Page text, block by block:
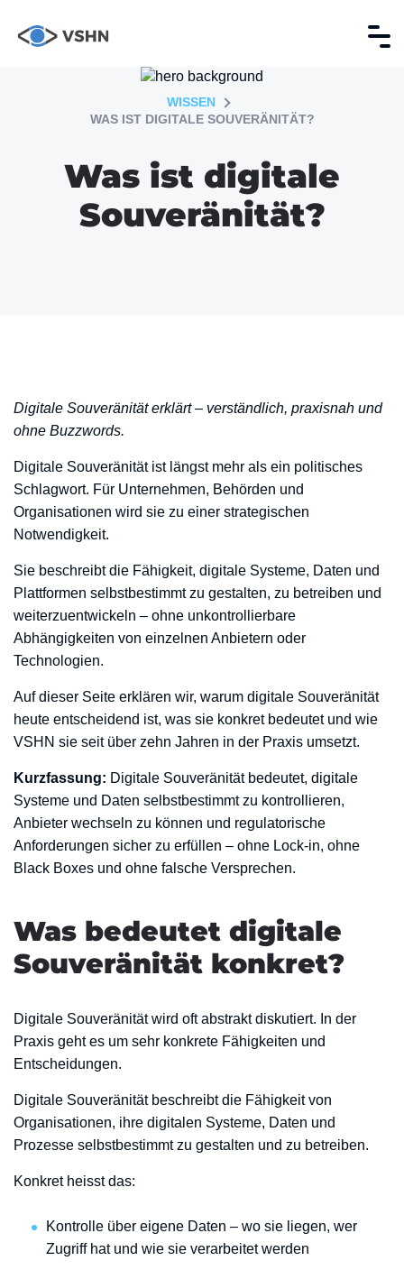
WISSEN
WAS IST DIGITALE SOUVERÄNITÄT?
Was ist digitale
Souveränität?
Digitale Souveränität erklärt – verständlich, praxisnah und
ohne Buzzwords.
Digitale Souveränität ist längst mehr als ein politisches
Schlagwort. Für Unternehmen, Behörden und
Organisationen wird sie zu einer strategischen
Notwendigkeit.
Sie beschreibt die Fähigkeit, digitale Systeme, Daten und
Plattformen selbstbestimmt zu gestalten, zu betreiben und
weiterzuentwickeln – ohne unkontrollierbare
Abhängigkeiten von einzelnen Anbietern oder
Technologien.
Auf dieser Seite erklären wir, warum digitale Souveränität
heute entscheidend ist, was sie konkret bedeutet und wie
VSHN sie seit über zehn Jahren in der Praxis umsetzt.
Kurzfassung: Digitale Souveränität bedeutet, digitale
Systeme und Daten selbstbestimmt zu kontrollieren,
Anbieter wechseln zu können und regulatorische
Anforderungen sicher zu erfüllen – ohne Lock-in, ohne
Black Boxes und ohne falsche Versprechen.
Was bedeutet digitale
Souveränität konkret?
Digitale Souveränität wird oft abstrakt diskutiert. In der
Praxis geht es um sehr konkrete Fähigkeiten und
Entscheidungen.
Digitale Souveränität beschreibt die Fähigkeit von
Organisationen, ihre digitalen Systeme, Daten und
Prozesse selbstbestimmt zu gestalten und zu betreiben.
Konkret heisst das:
Kontrolle über eigene Daten – wo sie liegen, wer
Zugriff hat und wie sie verarbeitet werden